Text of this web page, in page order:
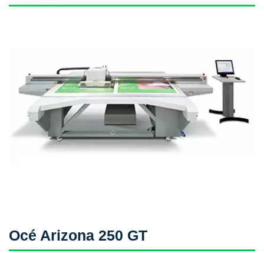
Océ Arizona 250 GT